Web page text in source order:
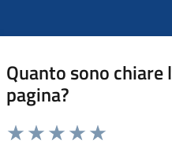
Quanto sono
pagina?
Valuta da 1 a 5 stelle la pagina